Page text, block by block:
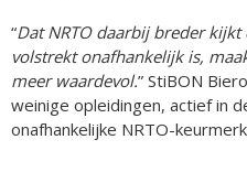
“Dat NRTO daarbij breder
volstrekt onafhankelijk is,
meer waardevol.” StiBON
weinige opleidingen, actief in
onafhankelijke NRTO-